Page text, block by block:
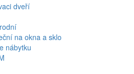
dveří
na okna a sklo
nábytku